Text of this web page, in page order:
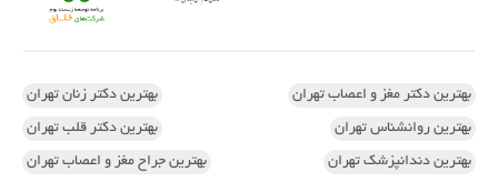
بهترین دکتر مغز و اعصاب تهران بهترین دکتر زنان تهران
بهترین روانشناس تهران بهترین دکتر قلب تهران
بهترین دندانپزشک تهران بهترین جراح مغز و اعصاب تهران